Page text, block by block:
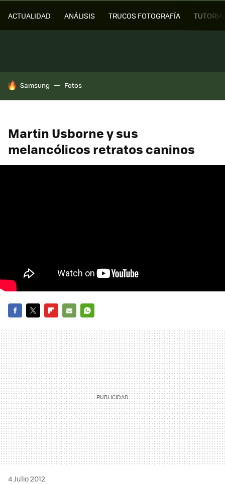
ACTUALIDAD ANÁLISIS TRUCOS FOTOGRAFÍA
HOY SE HABLA DE
Samsung Fotos
Martin Usborne y sus
melancólicos retratos caninos
MAIL
4 Julio 2012